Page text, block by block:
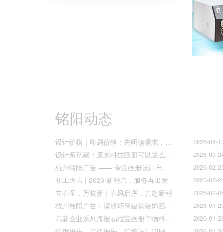
铭阳动态
2026-04-
设计价格｜印刷价格：先明确需求，再精准报价
2026-03-
设计师私藏！原来科技画册可以这么好看！
2026-02-
杭州铭阳广告 —— 专注画册设计与文化墙全案落地
2026-02-
开工大吉 | 2026 新程启，服务再出发
2026-02-
立春至，万物新｜春风启序，共赴新程
2026-01-
杭州铭阳广告：深耕环保建筑装饰画册设计，赋能空间美学与可持续发展
2026-01-
高新企业系列海报易拉宝画册等物料火热上线